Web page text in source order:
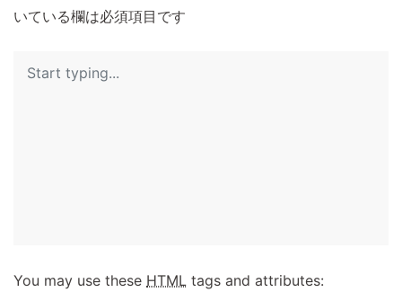
いている欄は必須項目です
You may use these HTML tags and attributes: